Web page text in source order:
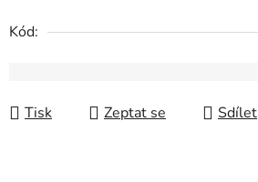
Kód:
Tisk Zeptat se Sdílet